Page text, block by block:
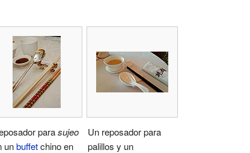
parasujeo
unbuffetchino en
Un reposador para
palillos y un